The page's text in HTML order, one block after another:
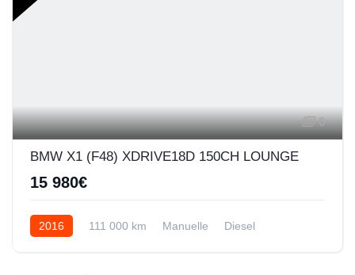
6
BMW X1 (F48) XDRIVE18D 150CH LOUNGE
15 980€
2016 111 000 km Manuelle Diesel